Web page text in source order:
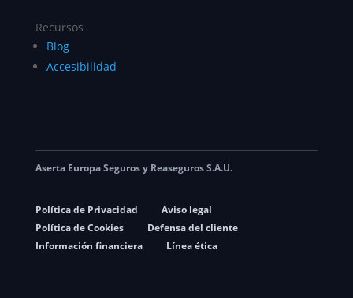
Recursos
Blog
Accesibilidad
Aserta Europa Seguros y Reaseguros S.A.U.
Política de Privacidad
Aviso legal
Política de Cookies
Defensa del cliente
Información financiera
Línea ética